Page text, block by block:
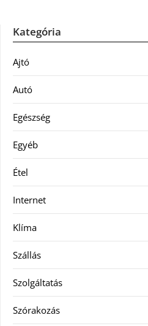
Kategória
Ajtó
Autó
Egészség
Egyéb
Étel
Internet
Klíma
Szállás
Szolgáltatás
Szórakozás